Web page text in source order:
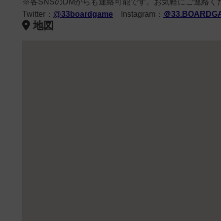
※各SNSのDMからも連絡可能です。お気軽にご連絡く
Twitter： @33boardgame Instagram： ＠
地図